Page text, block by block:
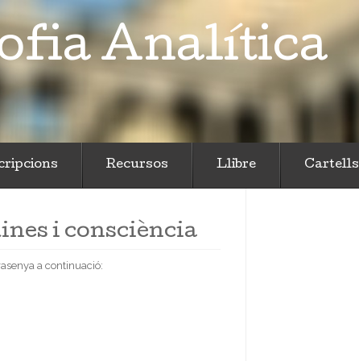
Analítica
Recursos Llibre Cartells
i consciència
a continuació: